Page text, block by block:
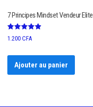
7 Principes Mindset Vendeur Elite
Note
5.00
1.200 CFA
Ajouter au panier